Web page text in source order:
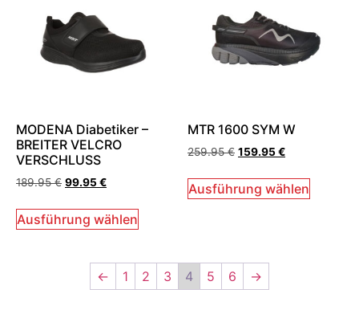
MODENA Diabetiker –
BREITER VELCRO
VERSCHLUSS
189.95€ 99.95€
Ausführung wählen
MTR 1600 SYM W
259.95€ 159.95€
Ausführung wählen
← 1 2 3 4 5 6 →